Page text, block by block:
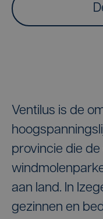
Ventilus is de
provincie die
aan land. In
gezinnen en